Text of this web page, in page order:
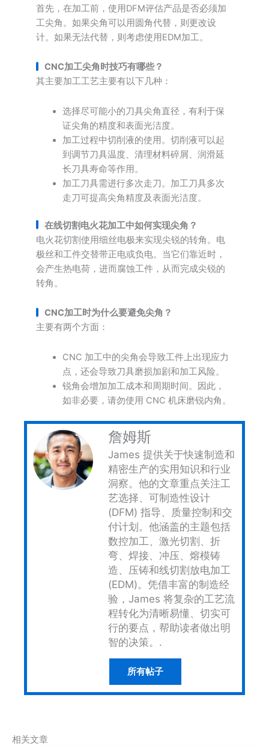
首先，在加工前，使用DFM评估产品是否必须加
工尖角。如果尖角可以用圆角代替，则更改设
计。如果无法代替，则考虑使用EDM加工。
CNC加工尖角时技巧有哪些？
其主要加工工艺主要有以下几种：
选择尽可能小的刀具尖角直径，有利于保
证尖角的精度和表面光洁度。
加工过程中切削液的使用。切削液可以起
到调节刀具温度、清理材料碎屑、润滑延
长刀具寿命等作用。
加工刀具需进行多次走刀。加工刀具多次
走刀可提高尖角精度及表面光洁度。
在线切割电火花加工中如何实现尖角？
电火花切割使用细丝电极来实现尖锐的转角。电
极丝和工件交替带正电或负电。当它们靠近时，
会产生热电荷，进而腐蚀工件，从而完成尖锐的
转角。
CNC加工时为什么要避免尖角？
主要有两个方面：
CNC 加工中的尖角会导致工件上出现应力
点，还会导致刀具磨损加剧和加工风险。
锐角会增加加工成本和周期时间。因此，
如非必要，请勿使用 CNC 机床磨锐内角。
詹姆斯
James 提供关于快速制造和
精密生产的实用知识和行业
洞察。他的文章重点关注工
艺选择、可制造性设计
(DFM) 指导、质量控制和交
付计划。他涵盖的主题包括
数控加工、激光切割、折
弯、焊接、冲压、熔模铸
造、压铸和线切割放电加工
(EDM)。凭借丰富的制造经
验，James 将复杂的工艺流
程转化为清晰易懂、切实可
行的要点，帮助读者做出明
智的决策。.
所有帖子
相关文章